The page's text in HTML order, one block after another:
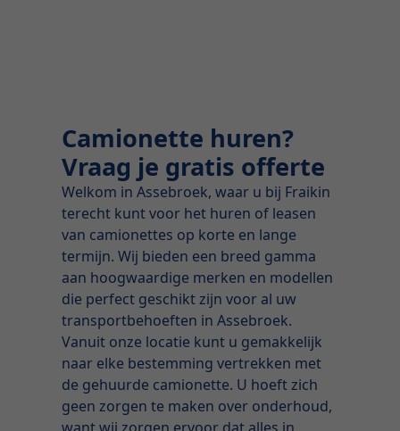
Camionette huren?
Vraag je gratis offerte
Welkom in Assebroek, waar u bij Fraikin
terecht kunt voor het huren of leasen
van camionettes op korte en lange
termijn. Wij bieden een breed gamma
aan hoogwaardige merken en modellen
die perfect geschikt zijn voor al uw
transportbehoeften in Assebroek.
Vanuit onze locatie kunt u gemakkelijk
naar elke bestemming vertrekken met
de gehuurde camionette. U hoeft zich
geen zorgen te maken over onderhoud,
want wij zorgen ervoor dat alles in